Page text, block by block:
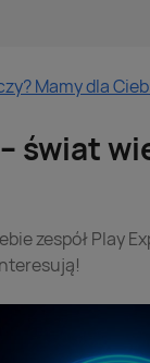
Mamy dla
świat
zespół Play